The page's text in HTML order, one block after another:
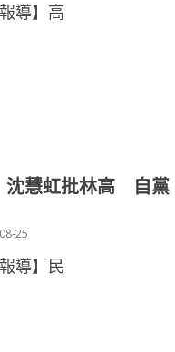
導】高
慧虹批林高 自黨
25
導】民